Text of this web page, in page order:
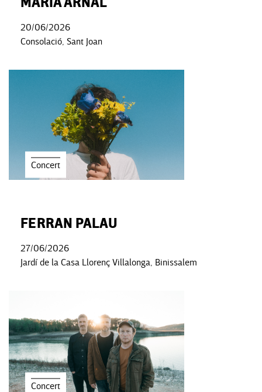
20/06/2026
Consolació, Sant Joan
Concert
FERRAN PALAU
27/06/2026
Jardí de la Casa Llorenç Villalonga, Binissalem
Concert